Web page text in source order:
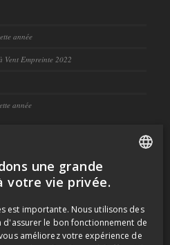
année
Empreinte 2022
année
Louis Jadot Brouilly Sous les
Louis Jadot Brouilly Sous
une grande
votre vie privée.
est importante. Nous utilisons des
d'assurer le bon fonctionnement de
améliorez votre expérience de